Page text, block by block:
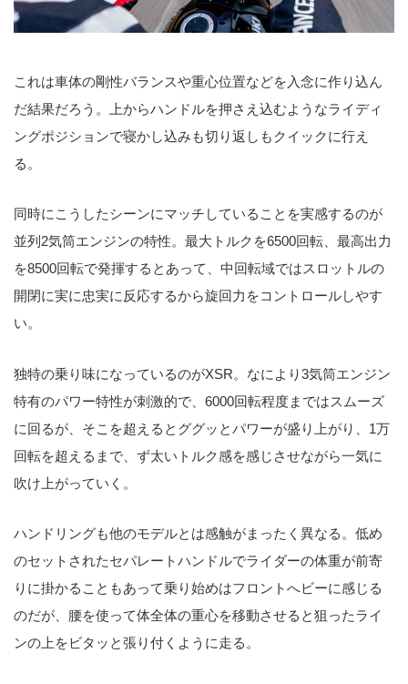
これは車体の剛性バランスや重心位置などを入念に作り込ん
だ結果だろう。上からハンドルを押さえ込むようなライディ
ングポジションで寝かし込みも切り返しもクイックに行え
る。
同時にこうしたシーンにマッチしていることを実感するのが
並列2気筒エンジンの特性。最大トルクを6500回転、最高出力
を8500回転で発揮するとあって、中回転域ではスロットルの
開閉に実に忠実に反応するから旋回力をコントロールしやす
い。
独特の乗り味になっているのがXSR。なにより3気筒エンジン
特有のパワー特性が刺激的で、6000回転程度まではスムーズ
に回るが、そこを超えるとググッとパワーが盛り上がり、1万
回転を超えるまで、ず太いトルク感を感じさせながら一気に
吹け上がっていく。
ハンドリングも他のモデルとは感触がまったく異なる。低め
のセットされたセパレートハンドルでライダーの体重が前寄
りに掛かることもあって乗り始めはフロントへビーに感じる
のだが、腰を使って体全体の重心を移動させると狙ったライ
ンの上をビタッと張り付くように走る。